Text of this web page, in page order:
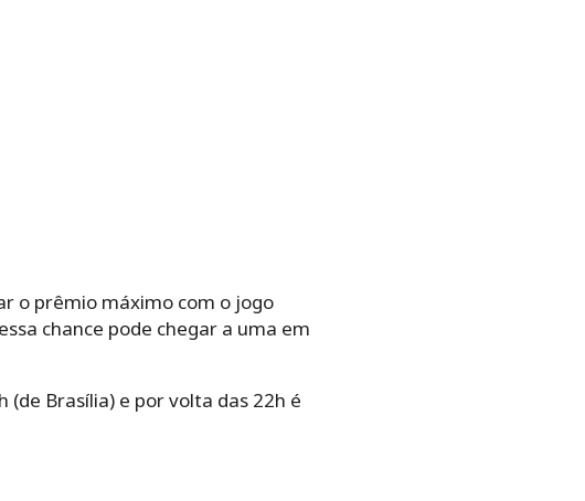
o prêmio máximo com o jogo
chance pode chegar a uma em
(de Brasília) e por volta das 22h é